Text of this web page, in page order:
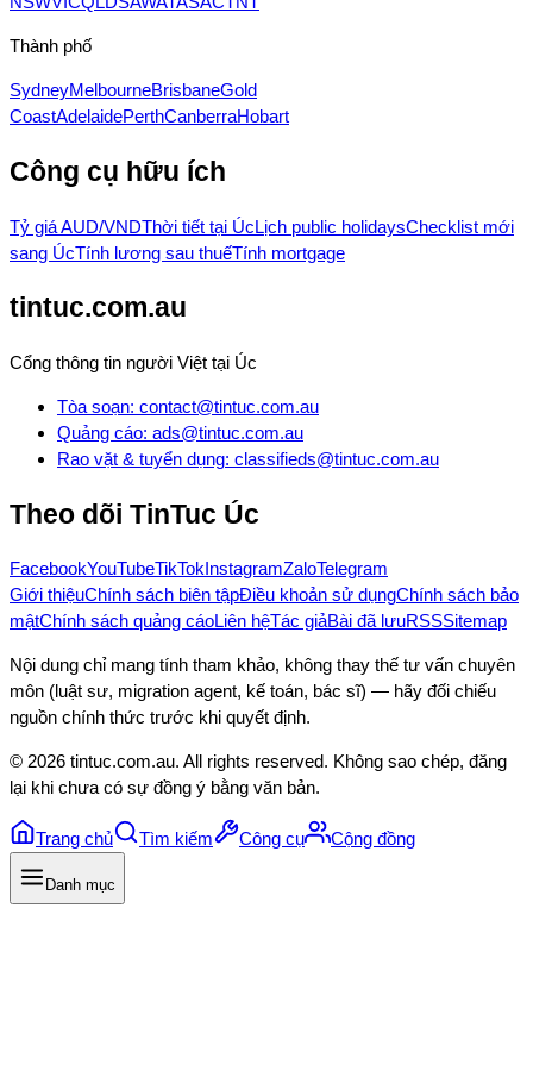
Thành phố
SydneyMelbourneBrisbaneGold
CoastAdelaidePerthCanberraHobart
Công cụ hữu ích
Tỷ giá AUD/VNDThời tiết tại ÚcLịch public holidaysChecklist mới
sang ÚcTính lương sau thuếTính mortgage
tintuc.com.au
Cổng thông tin người Việt tại Úc
Tòa soạn: contact@tintuc.com.au
Quảng cáo: ads@tintuc.com.au
Rao vặt & tuyển dụng: classifieds@tintuc.com.au
Theo dõi TinTuc Úc
FacebookYouTubeTikTokInstagramZaloTelegram
Giới thiệuChính sách biên tậpĐiều khoản sử dụngChính sách bảo
mậtChính sách quảng cáoLiên hệTác giảBài đã lưuRSSSitemap
Nội dung chỉ mang tính tham khảo, không thay thế tư vấn chuyên
môn (luật sư, migration agent, kế toán, bác sĩ) — hãy đối chiếu
nguồn chính thức trước khi quyết định.
© 2026 tintuc.com.au. All rights reserved. Không sao chép, đăng
lại khi chưa có sự đồng ý bằng văn bản.
Trang chủ Tìm kiếm Công cụ Cộng đồng
Danh mục